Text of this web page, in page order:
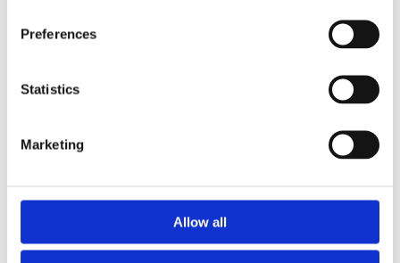
Preferences
Statistics
Marketing
Allow all